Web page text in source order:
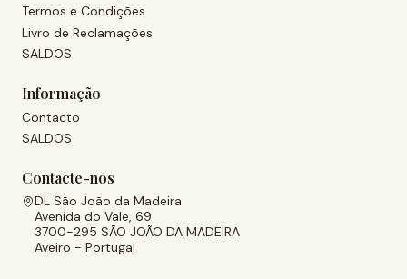
Termos e Condições
Livro de Reclamações
SALDOS
Informação
Contacto
SALDOS
Contacte-nos
DL São João da Madeira
Avenida do Vale, 69
3700-295 SÃO JOÃO DA MADEIRA
Aveiro - Portugal